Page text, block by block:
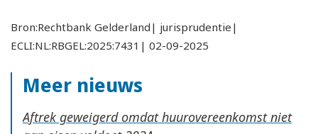
Bron:Rechtbank Gelderland| jurisprudentie|
ECLI:NL:RBGEL:2025:7431| 02-09-2025
Meer nieuws
Aftrek geweigerd omdat huurovereenkomst niet